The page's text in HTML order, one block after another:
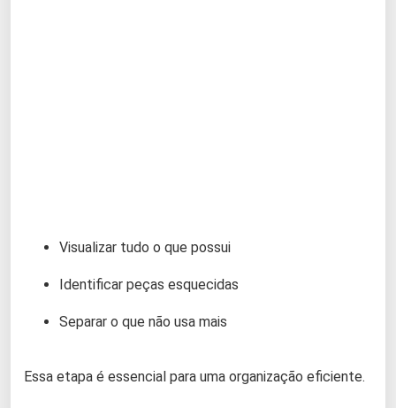
Visualizar tudo o que possui
Identificar peças esquecidas
Separar o que não usa mais
Essa etapa é essencial para uma organização eficiente.